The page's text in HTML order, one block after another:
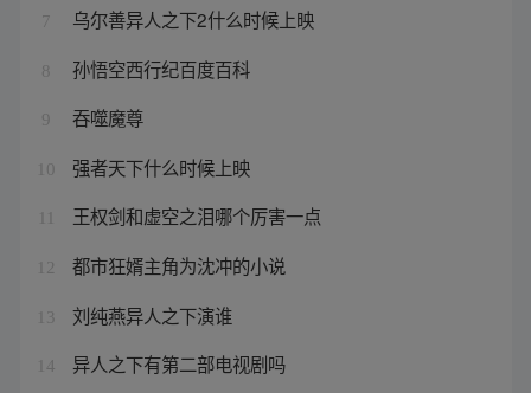
7 乌尔善异人之下2什么时候上映
8 孙悟空西行纪百度百科
9 吞噬魔尊
10 强者天下什么时候上映
王权剑和虚空之泪哪个厉害一点
12 都市狂婿主角为沈冲的小说
13 刘纯燕异人之下演谁
14 异人之下有第二部电视剧吗